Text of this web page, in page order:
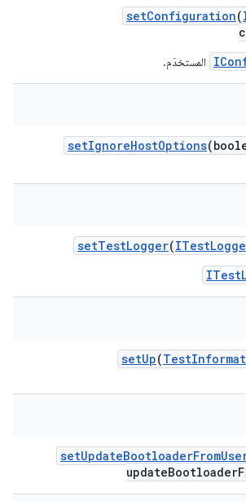
setConfiguration(
المستخدَم.
setIgnoreHostOptions
setTestLogger(ITest
setUp(Test
setUpdateBootloaderFrom
updateBootloader